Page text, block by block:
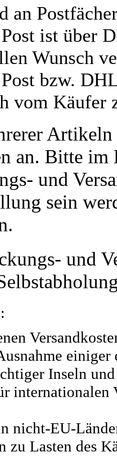
an
ist über
Wunsch
bzw.
vom Käufer
an. Bitte
und
sein
und
Inseln
nicht-EU-
zu Lasten des